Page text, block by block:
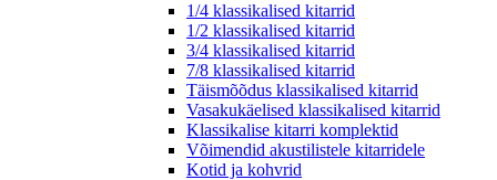
1/4 klassikalised kitarrid
1/2 klassikalised kitarrid
3/4 klassikalised kitarrid
7/8 klassikalised kitarrid
Täismõõdus klassikalised kitarrid
Vasakukäelised klassikalised kitarrid
Klassikalise kitarri komplektid
Võimendid akustilistele kitarridele
Kotid ja kohvrid